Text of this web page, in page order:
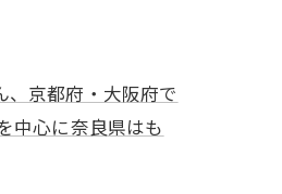
京都府・大阪府で
中心に奈良県はも